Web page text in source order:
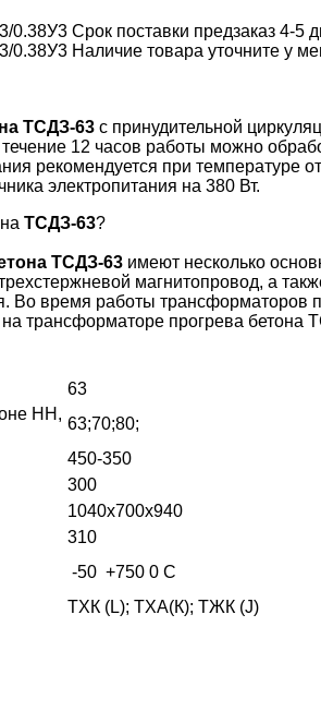
Срок поставки предзаказ 4-5
Наличие товара уточните у
ТСДЗ-63 с принудительной
течение 12 часов работы можно
рекомендуется при температуре
электропитания на 380 Вт.
ТСДЗ-63?
ТСДЗ-63 имеют несколько
магнитопровод, а
Во время работы трансформаторов
трансформаторе прогрева бетона
63
НН,
63;70;80;
450-350
300
1040х700х940
310
-50 +750 0 С
ТХК (L); ТХА(К); ТЖК (J)